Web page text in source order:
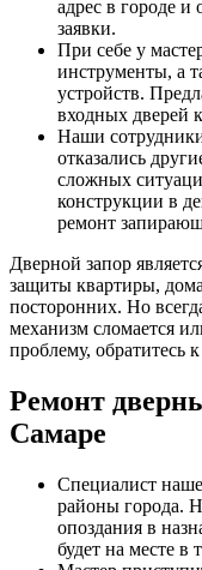
адрес в городе и
заявки.
При себе у
инструменты, а
устройств.
входных дверей
Наши сотрудники
отказались
сложных
конструкции в
ремонт
Дверной запор
защиты квартиры,
посторонних. Но
механизм сломается
проблему, обратитесь
Ремонт
Самаре
Специалист
районы города.
опоздания в
будет на месте в